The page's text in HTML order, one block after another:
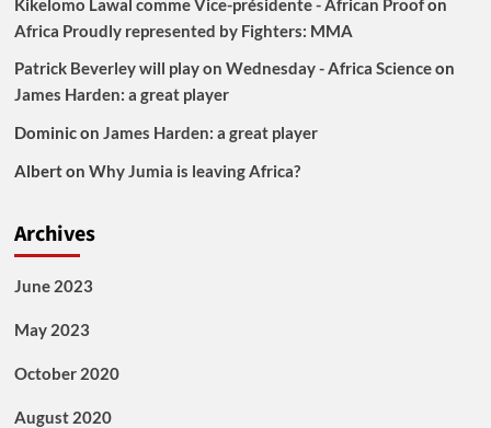
Kikelomo Lawal comme Vice-présidente - African Proofon
Africa Proudly represented by Fighters: MMA
Patrick Beverley will play on Wednesday - Africa Scienceon
James Harden: a great player
Dominicon James Harden: a great player
Alberton Why Jumia is leaving Africa?
Archives
June 2023
May 2023
October 2020
August 2020